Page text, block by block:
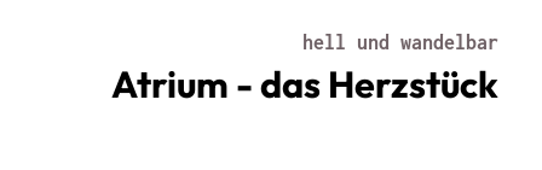
hell und wandelbar
Atrium - das Herzstück